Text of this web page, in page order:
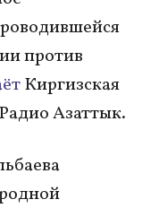
против
Киргизская
Азаттык.